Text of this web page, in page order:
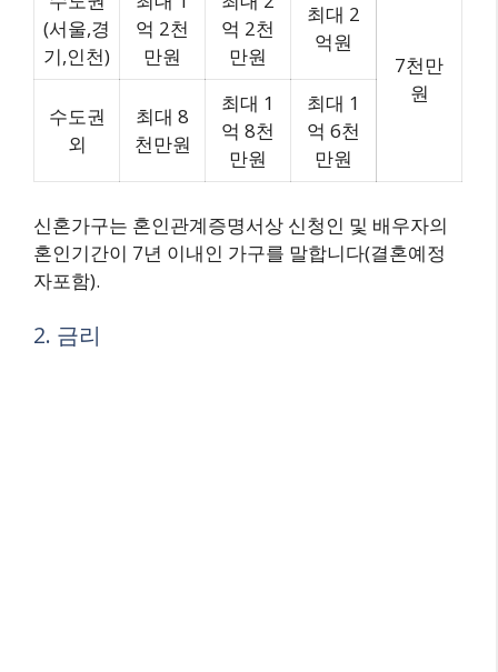
(서울,경
기,인천)
억 2천
만원
억 2천
만원
최대 2
억원
7천만
원
수도권
외
최대 8
천만원
최대 1
억 8천
만원
최대 1
억 6천
만원
신혼가구는 혼인관계증명서상 신청인 및 배우자의
혼인기간이 7년 이내인 가구를 말합니다(결혼예정
자포함).
2. 금리